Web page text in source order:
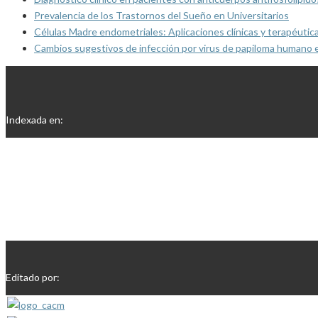
Prevalencia de los Trastornos del Sueño en Universitarios
Células Madre endometriales: Aplicaciones clínicas y
Cambios sugestivos de infección por virus de papiloma
Indexada en:
Editado por: